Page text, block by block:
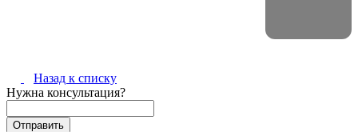
Назад к списку
Нужна консультация?